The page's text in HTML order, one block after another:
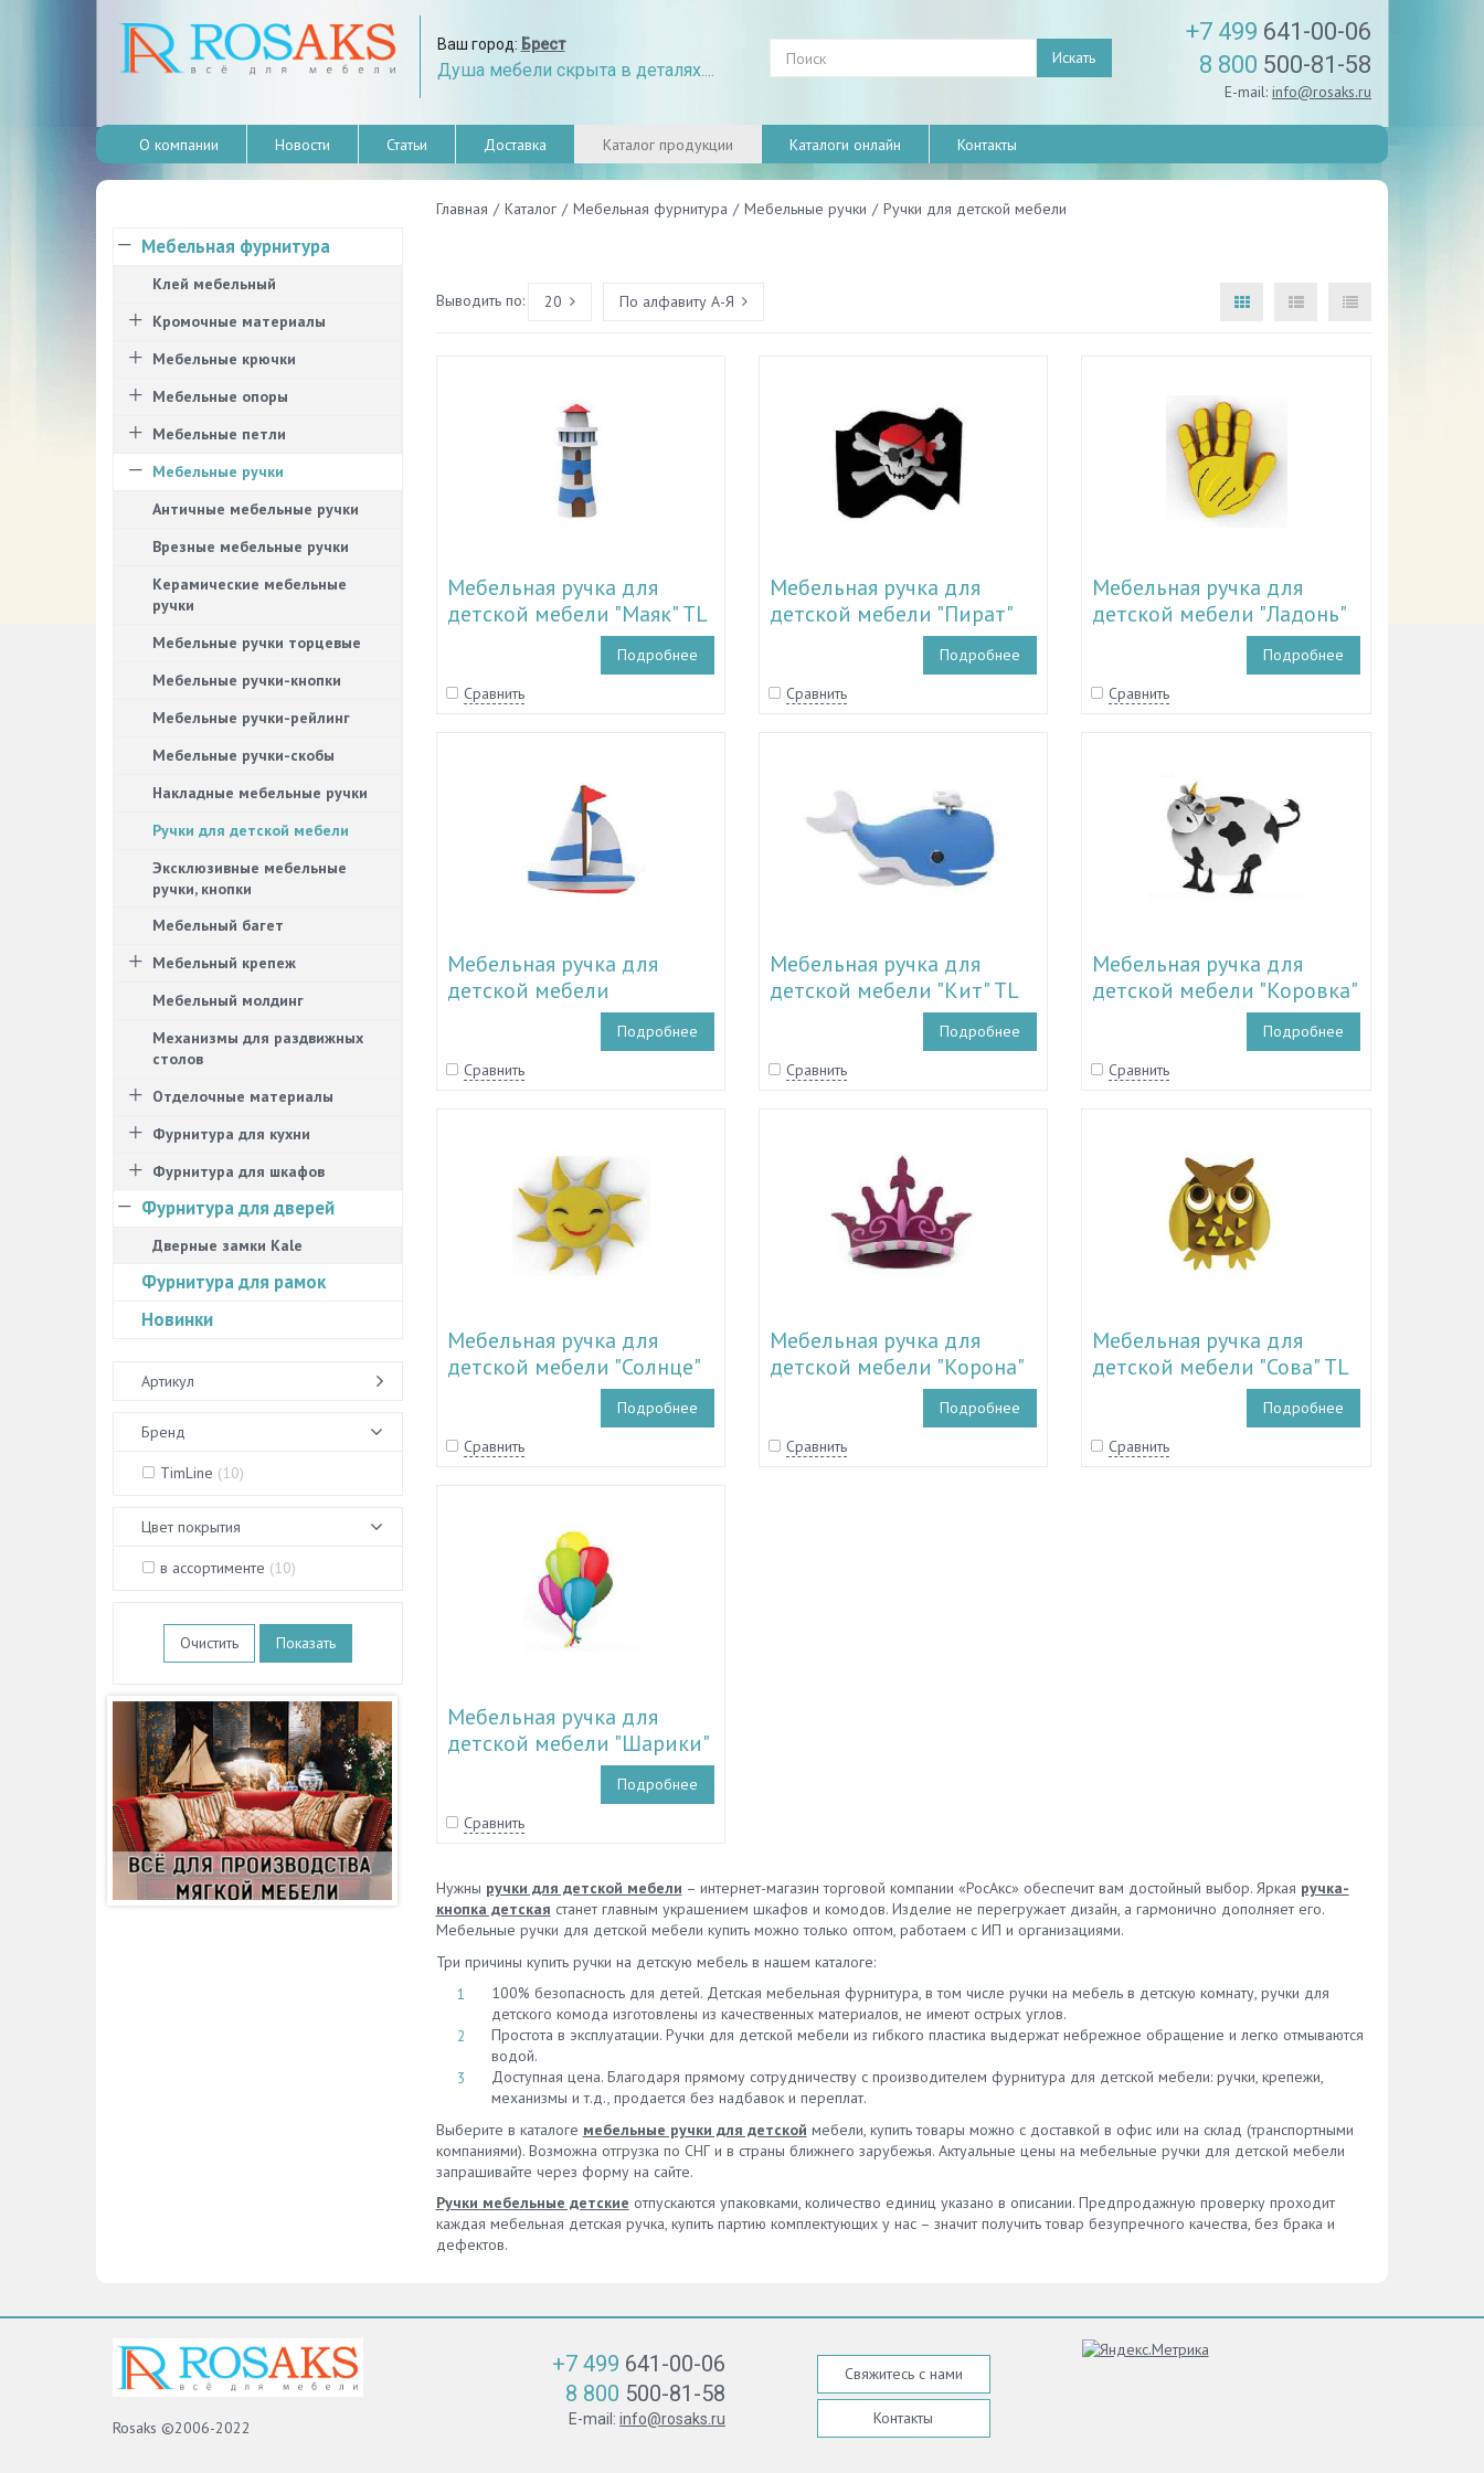
Ваш город: Брест
Душа мебели скрыта в деталях....
Искать
+7 499 641-00-06
8 800 500-81-58
E-mail: info@rosaks.ru
О компании Новости Статьи Доставка Каталог продукции Каталоги онлайн Контакты
Главная / Каталог / Мебельная фурнитура / Мебельные ручки / Ручки для детской мебели
Выводить по: 20 По алфавиту А-Я
Мебельная ручка для
детской мебели "Маяк" TL
Подробнее
Сравнить
Мебельная ручка для
детской мебели "Пират"
Подробнее
Сравнить
Мебельная ручка для
детской мебели "Ладонь"
Подробнее
Сравнить
Мебельная ручка для
детской мебели
"Парусник" TL 11.15006
Подробнее
Сравнить
Мебельная ручка для
детской мебели "Кит" TL
Подробнее
Сравнить
Мебельная ручка для
детской мебели "Коровка"
Подробнее
Сравнить
Мебельная ручка для
детской мебели "Солнце"
Подробнее
Сравнить
Мебельная ручка для
детской мебели "Корона"
Подробнее
Сравнить
Мебельная ручка для
детской мебели "Сова" TL
Подробнее
Сравнить
Мебельная ручка для
детской мебели "Шарики"
Подробнее
Сравнить
Нужны ручки для детской мебели – интернет-магазин торговой компании «РосАкс» обеспечит вам достойный выбор. Яркая ручка-
кнопка детская станет главным украшением шкафов и комодов. Изделие не перегружает дизайн, а гармонично дополняет его.
Мебельные ручки для детской мебели купить можно только оптом, работаем с ИП и организациями.
Три причины купить ручки на детскую мебель в нашем каталоге:
100% безопасность для детей. Детская мебельная фурнитура, в том числе ручки на мебель в детскую комнату, ручки для
детского комода изготовлены из качественных материалов, не имеют острых углов.
Простота в эксплуатации. Ручки для детской мебели из гибкого пластика выдержат небрежное обращение и легко отмываются
водой.
Доступная цена. Благодаря прямому сотрудничеству с производителем фурнитура для детской мебели: ручки, крепежи,
механизмы и т.д., продается без надбавок и переплат.
Выберите в каталоге мебельные ручки для детской мебели, купить товары можно с доставкой в офис или на склад (транспортными
компаниями). Возможна отгрузка по СНГ и в страны ближнего зарубежья. Актуальные цены на мебельные ручки для детской мебели
запрашивайте через форму на сайте.
Ручки мебельные детские отпускаются упаковками, количество единиц указано в описании. Предпродажную проверку проходит
каждая мебельная детская ручка, купить партию комплектующих у нас – значит получить товар безупречного качества, без брака и
дефектов.
Мебельная фурнитура
Клей мебельный
Кромочные материалы
Мебельные крючки
Мебельные опоры
Мебельные петли
Мебельные ручки
Античные мебельные ручки
Врезные мебельные ручки
Керамические мебельные
ручки
Мебельные ручки торцевые
Мебельные ручки-кнопки
Мебельные ручки-рейлинг
Мебельные ручки-скобы
Накладные мебельные ручки
Ручки для детской мебели
Эксклюзивные мебельные
ручки, кнопки
Мебельный багет
Мебельный крепеж
Мебельный молдинг
Механизмы для раздвижных
столов
Отделочные материалы
Фурнитура для кухни
Фурнитура для шкафов
Фурнитура для дверей
Дверные замки Kale
Фурнитура для рамок
Новинки
Артикул
Бренд
TimLine (10)
Цвет покрытия
в ассортименте (10)
Очистить
Rosaks ©2006-2022
+7 499 641-00-06
8 800 500-81-58
E-mail: info@rosaks.ru
Свяжитесь с нами
Контакты